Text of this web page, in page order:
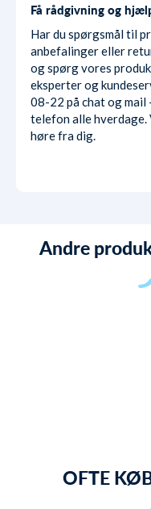
Få rådgivning og
Har du spørgsmål til
anbefalinger eller
og spørg vores
eksperter og
08-22 på chat og mail
telefon alle hverdage.
høre fra dig.
Andre
OFTE